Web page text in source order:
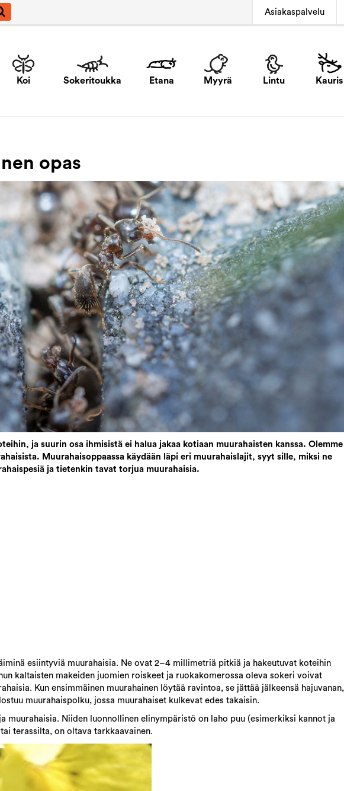
Asiakaspalvelu
Koi Sokeritoukka Etana Myyrä Lintu Kauris
opas
ja suurin osa ihmisistä ei halua jakaa kotiaan muurahaisten kanssa. Olemme
Muurahaisoppaassa käydään läpi eri muurahaislajit, syyt sille, miksi ne
ja tietenkin tavat torjua muurahaisia.
esiintyviä muurahaisia. Ne ovat 2–4 millimetriä pitkiä ja hakeutuvat koteihin
kaltaisten makeiden juomien roiskeet ja ruokakomerossa oleva sokeri voivat
Kun ensimmäinen muurahainen löytää ravintoa, se jättää jälkeensä hajuvanan,
muurahaispolku, jossa muurahaiset kulkevat edes takaisin.
muurahaisia. Niiden luonnollinen elinympäristö on laho puu (esimerkiksi kannot ja
terassilta, on oltava tarkkaavainen.